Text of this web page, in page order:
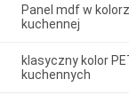
Panel mdf w
kuchennej
klasyczny kolor
kuchennych